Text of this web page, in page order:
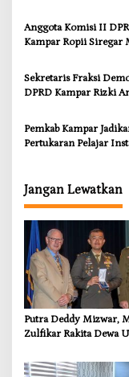
Anggota Komisi II
Kampar Ropii Siregar
Ancaman Kekosongan
demi Wujudkan
Sekretaris Fraksi
DPRD Kampar Rizki
dan Kompensasi untuk
Sungai Tapung
Pemkab Kampar
Pertukaran Pelajar
Jangan Lewatkan
Putra Deddy Mizwar,
Zulfikar Rakita Dewa
Serikat